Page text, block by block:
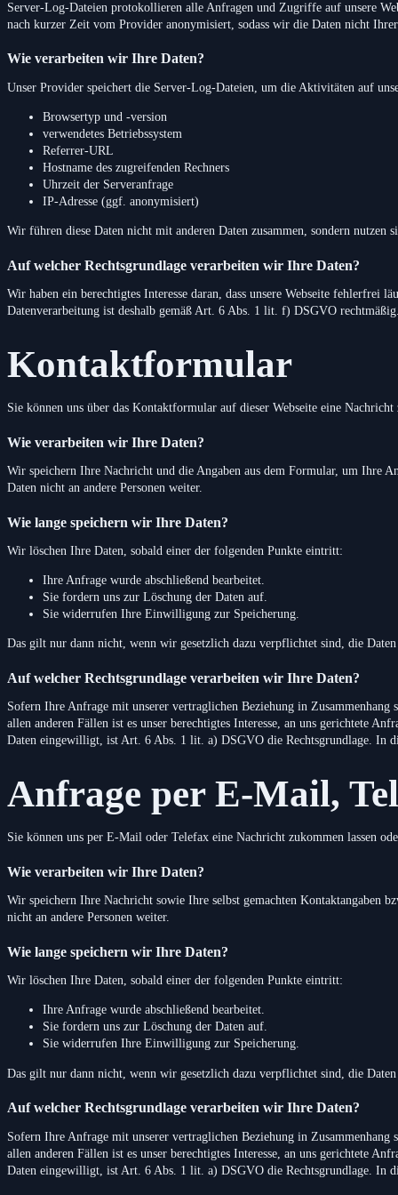
Server-Log-Dateien protokollieren alle Anfragen und Zugriffe auf unsere
nach kurzer Zeit vom Provider anonymisiert, sodass wir die Daten nicht
Wie verarbeiten wir Ihre Daten?
Unser Provider speichert die Server-Log-Dateien, um die Aktivitäten auf
Browsertyp und -version
verwendetes Betriebssystem
Referrer-URL
Hostname des zugreifenden Rechners
Uhrzeit der Serveranfrage
IP-Adresse (ggf. anonymisiert)
Wir führen diese Daten nicht mit anderen Daten zusammen, sondern nutzen
Auf welcher Rechtsgrundlage verarbeiten wir Ihre Daten?
Wir haben ein berechtigtes Interesse daran, dass unsere Webseite fehlerfrei
Datenverarbeitung ist deshalb gemäß Art. 6 Abs. 1 lit. f) DSGVO
Kontaktformular
Sie können uns über das Kontaktformular auf dieser Webseite eine Nachricht
Wie verarbeiten wir Ihre Daten?
Wir speichern Ihre Nachricht und die Angaben aus dem Formular, um Ihre
Daten nicht an andere Personen weiter.
Wie lange speichern wir Ihre Daten?
Wir löschen Ihre Daten, sobald einer der folgenden Punkte eintritt:
Ihre Anfrage wurde abschließend bearbeitet.
Sie fordern uns zur Löschung der Daten auf.
Sie widerrufen Ihre Einwilligung zur Speicherung.
Das gilt nur dann nicht, wenn wir gesetzlich dazu verpflichtet sind, die
Auf welcher Rechtsgrundlage verarbeiten wir Ihre Daten?
Sofern Ihre Anfrage mit unserer vertraglichen Beziehung in
allen anderen Fällen ist es unser berechtigtes Interesse, an uns gerichtete
Daten eingewilligt, ist Art. 6 Abs. 1 lit. a) DSGVO die Rechtsgrundlage.
Anfrage per E-Mail,
Sie können uns per E-Mail oder Telefax eine Nachricht zukommen lassen
Wie verarbeiten wir Ihre Daten?
Wir speichern Ihre Nachricht sowie Ihre selbst gemachten Kontaktangaben
nicht an andere Personen weiter.
Wie lange speichern wir Ihre Daten?
Wir löschen Ihre Daten, sobald einer der folgenden Punkte eintritt:
Ihre Anfrage wurde abschließend bearbeitet.
Sie fordern uns zur Löschung der Daten auf.
Sie widerrufen Ihre Einwilligung zur Speicherung.
Das gilt nur dann nicht, wenn wir gesetzlich dazu verpflichtet sind, die
Auf welcher Rechtsgrundlage verarbeiten wir Ihre Daten?
Sofern Ihre Anfrage mit unserer vertraglichen Beziehung in
allen anderen Fällen ist es unser berechtigtes Interesse, an uns gerichtete
Daten eingewilligt, ist Art. 6 Abs. 1 lit. a) DSGVO die Rechtsgrundlage.